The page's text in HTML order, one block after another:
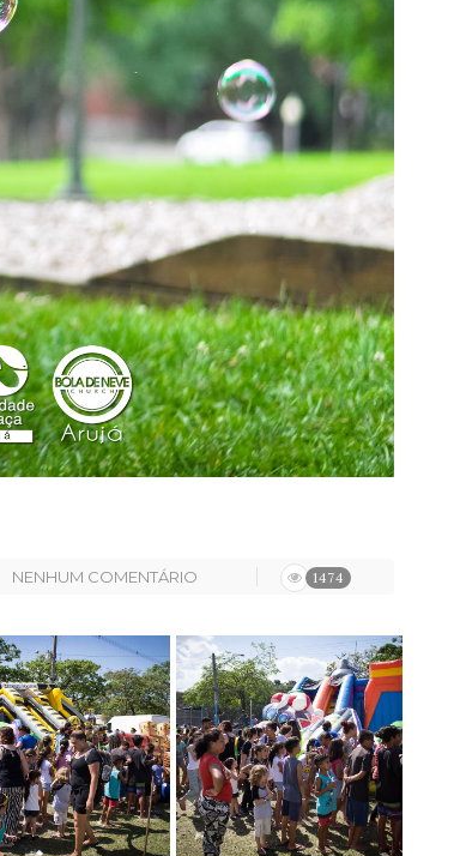
NENHUM COMENTÁRIO 1474